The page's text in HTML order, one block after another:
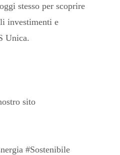
stesso per scoprire
investimenti e
Unica.
sito
#Sostenibile